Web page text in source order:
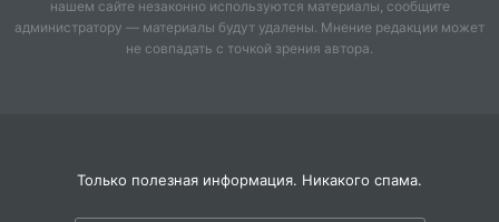
нашем сайте незаконно используются материалы, сообщите
администратору — материалы будут удалены. Мнение редакции может
не совпадать с точкой зрения автора.
Только полезная информация. Никакого спама.